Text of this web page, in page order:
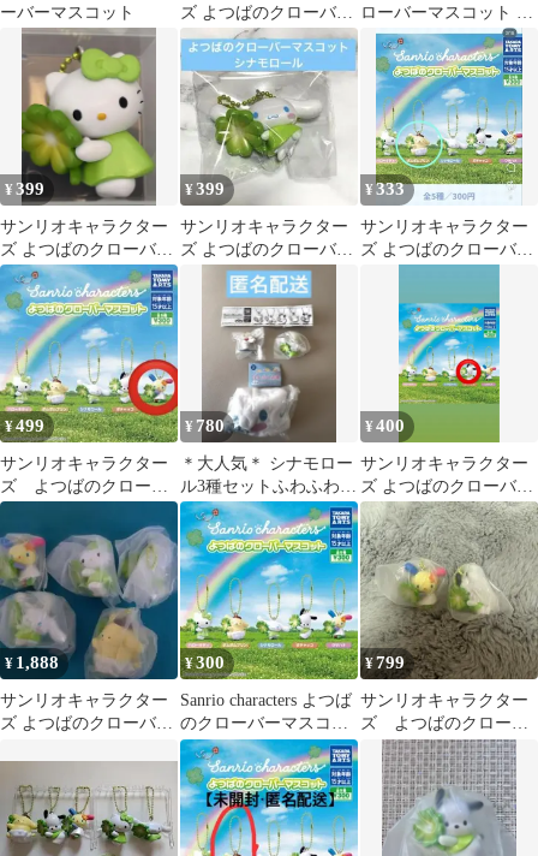
ーバーマスコット
ズ よつばのクローバー
マスコット 全5種 シナ
モロール
ローバーマスコット シ
ナモロール
¥399
サンリオキャラクター
ズ よつばのクローバー
マスコット キティー
¥399
サンリオキャラクター
ズ よつばのクローバー
マスコット シナモロー
¥333
サンリオキャラクター
ズ よつばのクローバー
¥499
サンリオキャラクター
ズ よつばのクローバ
ーマスコット ウサハ
ナ
¥ 780
＊大人気＊ シナモロー
ル3種セットふわふわ巾
着アロハスイングよつ
ばのクローバー
¥400
サンリオキャラクター
ズ よつばのクローバー
マスコット ポチャッコ
¥ 1,888
サンリオキャラクター
ズ よつばのクローバー
¥300
Sanrio characters よつば
のクローバーマスコッ
ト シナモロール
¥799
サンリオキャラクター
ズ よつばのクローバ
ーマスコット ウサハ
ナ ポチャッコ